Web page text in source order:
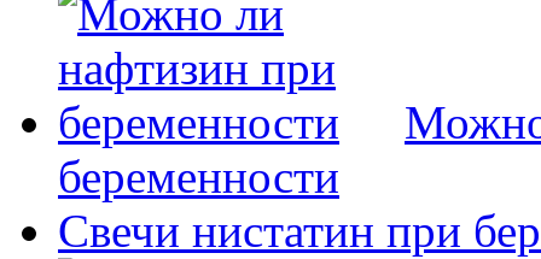
беременности
Свечи нистатин при